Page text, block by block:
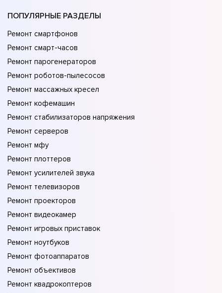
ПОПУЛЯРНЫЕ РАЗДЕЛЫ
Ремонт смартфонов
Ремонт смарт-часов
Ремонт парогенераторов
Ремонт роботов-пылесосов
Ремонт массажных кресел
Ремонт кофемашин
Ремонт стабилизаторов напряжения
Ремонт серверов
Ремонт мфу
Ремонт плоттеров
Ремонт усилителей звука
Ремонт телевизоров
Ремонт проекторов
Ремонт видеокамер
Ремонт игровых приставок
Ремонт ноутбуков
Ремонт фотоаппаратов
Ремонт объективов
Ремонт квадрокоптеров